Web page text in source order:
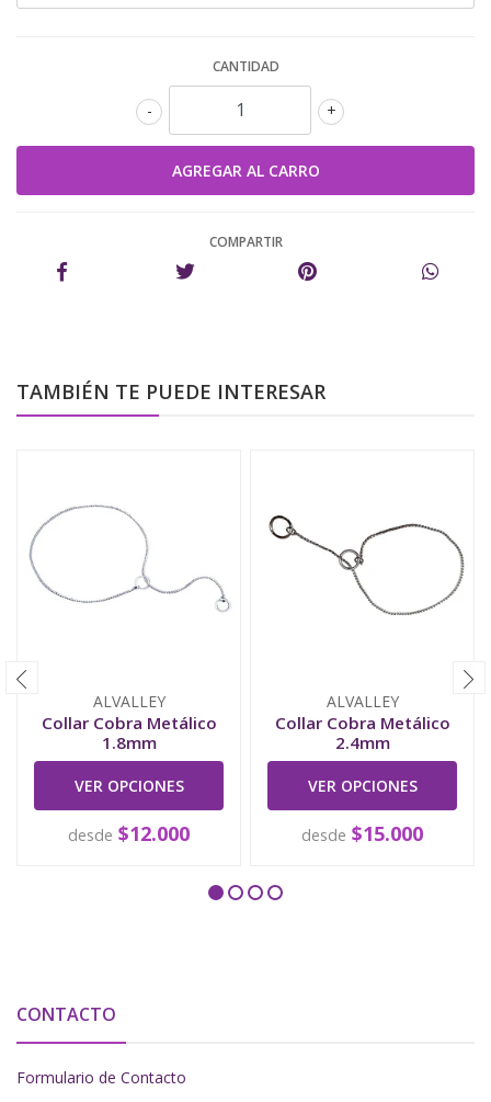
CANTIDAD
+
-
COMPARTIR
TAMBIÉN TE PUEDE INTERESAR
ALVALLEY
Collar Cobra Metálico
1.8mm
VER OPCIONES
desde $12.000
ALVALLEY
Collar Cobra Metálico
2.4mm
VER OPCIONES
desde $15.000
CONTACTO
Formulario de Contacto